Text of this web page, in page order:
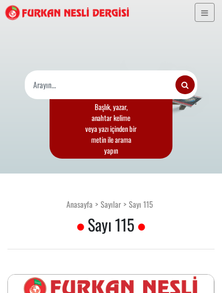
Başlık, yazar,
anahtar kelime
veya yazı içinden bir
metin ile arama
yapın
Anasayfa Sayılar Sayı 115
Sayı 115